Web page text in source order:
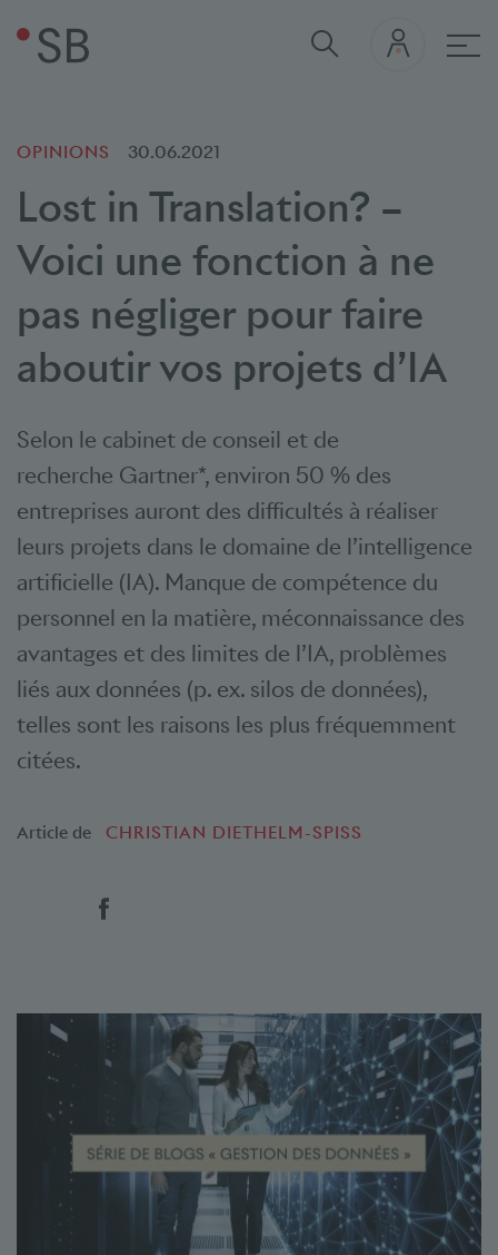
OPINIONS 30.06.2021
Lost in Translation? –
Voici une fonction à ne
pas négliger pour faire
aboutir vos projets d’IA
Selon le cabinet de conseil et de
recherche Gartner*, environ 50 % des
entreprises auront des difficultés à réaliser
leurs projets dans le domaine de l’intelligence
artificielle (IA). Manque de compétence du
personnel en la matière, méconnaissance des
avantages et des limites de l’IA, problèmes
liés aux données (p. ex. silos de données),
telles sont les raisons les plus fréquemment
citées.
Article de CHRISTIAN DIETHELM-SPISS
Social Bookmarks